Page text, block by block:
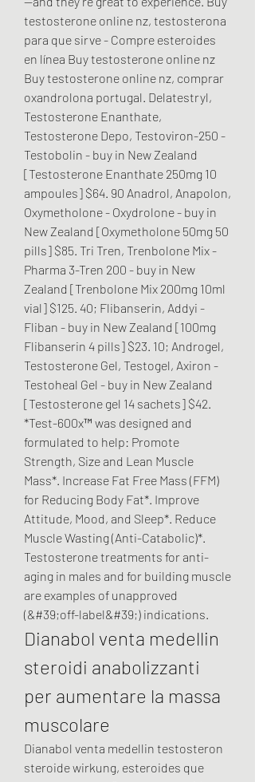
testosterone online nz, testosterona
para que sirve - Compre esteroides
en línea Buy testosterone online nz
Buy testosterone online nz, comprar
oxandrolona portugal. Delatestryl,
Testosterone Enanthate,
Testosterone Depo, Testoviron-250 -
Testobolin - buy in New Zealand
[Testosterone Enanthate 250mg 10
ampoules] $64. 90 Anadrol, Anapolon,
Oxymetholone - Oxydrolone - buy in
New Zealand [Oxymetholone 50mg 50
pills] $85. Tri Tren, Trenbolone Mix -
Pharma 3-Tren 200 - buy in New
Zealand [Trenbolone Mix 200mg 10ml
vial] $125. 40; Flibanserin, Addyi -
Fliban - buy in New Zealand [100mg
Flibanserin 4 pills] $23. 10; Androgel,
Testosterone Gel, Testogel, Axiron -
Testoheal Gel - buy in New Zealand
[Testosterone gel 14 sachets] $42.
*Test-600x™ was designed and
formulated to help: Promote
Strength, Size and Lean Muscle
Mass*. Increase Fat Free Mass (FFM)
for Reducing Body Fat*. Improve
Attitude, Mood, and Sleep*. Reduce
Muscle Wasting (Anti-Catabolic)*.
Testosterone treatments for anti-
aging in males and for building muscle
are examples of unapproved
(&#39;off-label&#39;) indications.
Dianabol venta medellin
steroidi anabolizzanti
per aumentare la massa
muscolare
Dianabol venta medellin testosteron
steroide wirkung, esteroides que